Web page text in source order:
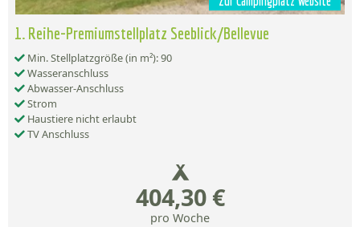
1. Reihe-Premiumstellplatz Seeblick/Bellevue
Min. Stellplatzgröße (in m²): 90
Wasseranschluss
Abwasser-Anschluss
Strom
Haustiere nicht erlaubt
TV Anschluss
404,30 €
pro Woche